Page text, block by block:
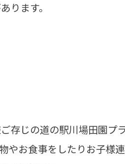
ります。
存じの道の駅川場田園プラ
やお食事をしたりお子様